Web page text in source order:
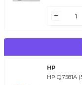
HP
HP Q7581A